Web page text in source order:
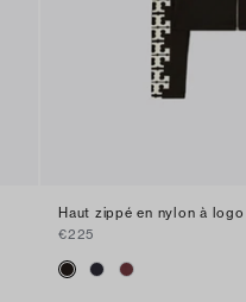
Haut zippé en nylon à logo
€225